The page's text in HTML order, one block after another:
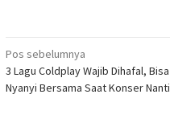
Navigasi
pos
Pos sebelumnya
3 Lagu Coldplay Wajib Dihafal, Bisa
Nyanyi Bersama Saat Konser Nanti